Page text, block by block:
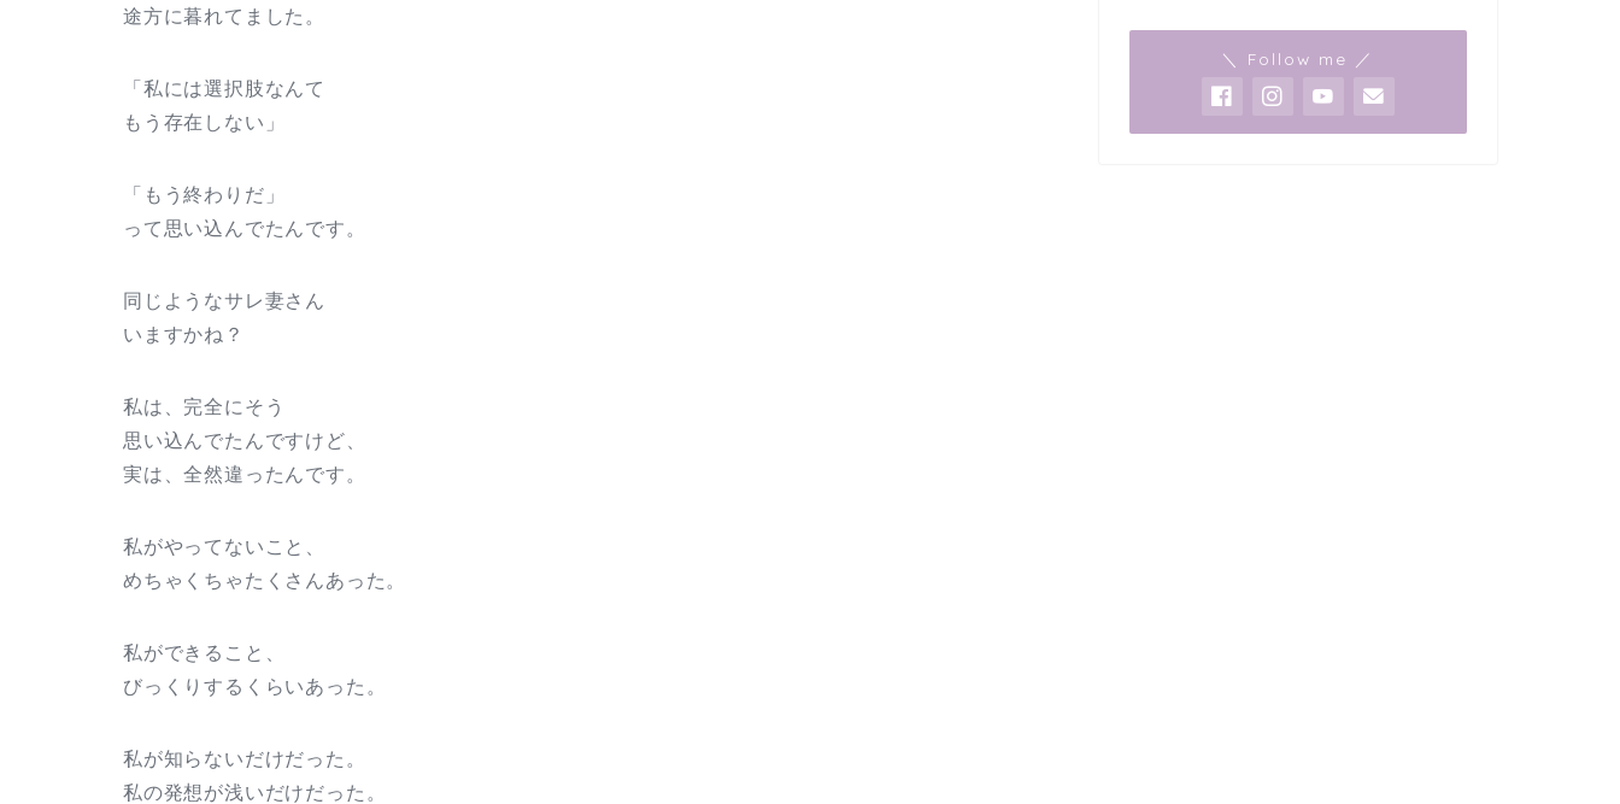
途方に暮れてました。
「私には選択肢なんて
もう存在しない」
「もう終わりだ」
って思い込んでたんです。
同じようなサレ妻さん
いますかね？
私は、完全にそう
思い込んでたんですけど、
実は、全然違ったんです。
私がやってないこと、
めちゃくちゃたくさんあった。
私ができること、
びっくりするくらいあった。
私が知らないだけだった。
私の発想が浅いだけだった。
＼ Follow me ／